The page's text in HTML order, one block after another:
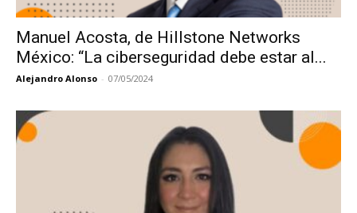
Manuel Acosta, de Hillstone Networks
México: “La ciberseguridad debe estar al...
Alejandro Alonso - 07/05/2024